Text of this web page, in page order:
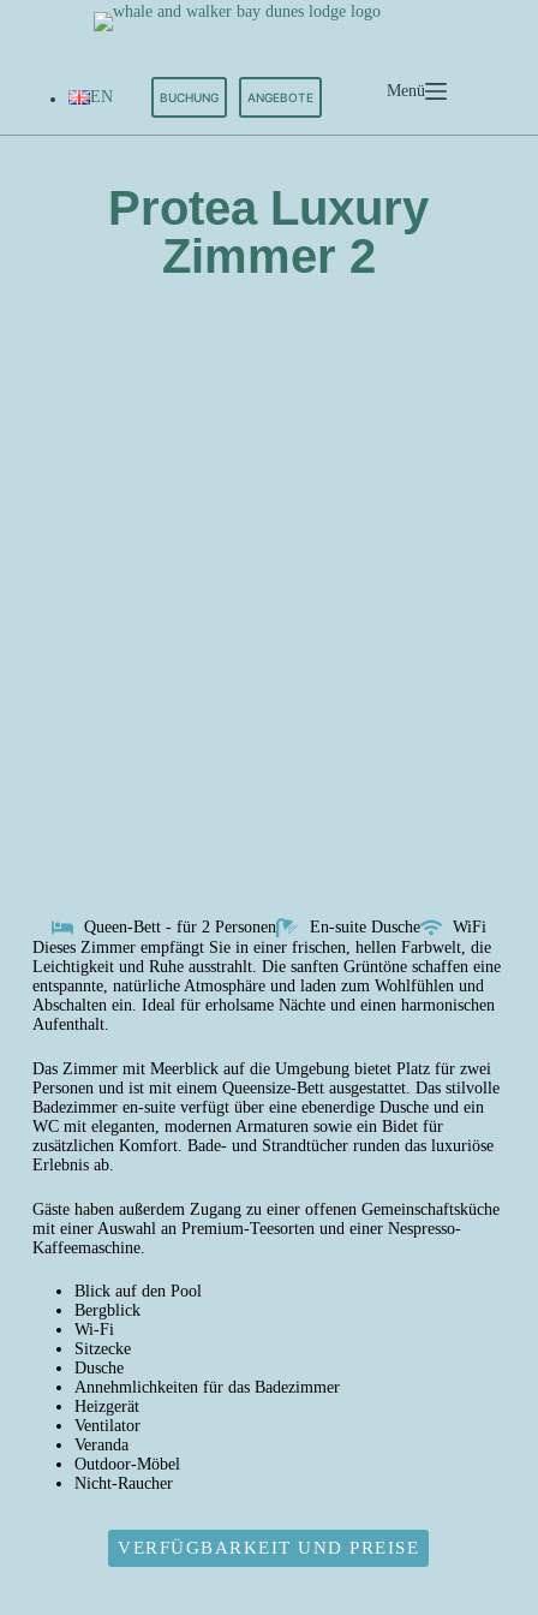
EN BUCHUNG ANGEBOTE Menü
Protea Luxury
Zimmer 2
Queen-Bett - für 2 Personen En-suite Dusche
WiFi
Dieses Zimmer empfängt Sie in einer frischen, hellen Farbwelt, die
Leichtigkeit und Ruhe ausstrahlt. Die sanften Grüntöne schaffen eine
entspannte, natürliche Atmosphäre und laden zum Wohlfühlen und
Abschalten ein. Ideal für erholsame Nächte und einen harmonischen
Aufenthalt.
Das Zimmer mit Meerblick auf die Umgebung bietet Platz für zwei
Personen und ist mit einem Queensize-Bett ausgestattet. Das stilvolle
Badezimmer en-suite verfügt über eine ebenerdige Dusche und ein
WC mit eleganten, modernen Armaturen sowie ein Bidet für
zusätzlichen Komfort. Bade- und Strandtücher runden das luxuriöse
Erlebnis ab.
Gäste haben außerdem Zugang zu einer offenen Gemeinschaftsküche
mit einer Auswahl an Premium-Teesorten und einer Nespresso-
Kaffeemaschine.
Dusche
Annehmlichkeiten für das Badezimmer
Heizgerät
Ventilator
Veranda
Outdoor-Möbel
Nicht-Raucher
Blick auf den Pool
Bergblick
Wi-Fi
Sitzecke
VERFÜGBARKEIT UND PREISE